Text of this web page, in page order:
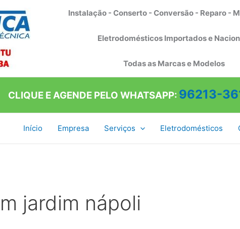
Instalação - Conserto - Conversão - Reparo -
Eletrodomésticos Importados e
Todas as Marcas e Modelos
CLIQUE E AGENDE PELO WHATSAPP: 96213-
Início Empresa Serviços Eletrodomésticos
jardim nápoli